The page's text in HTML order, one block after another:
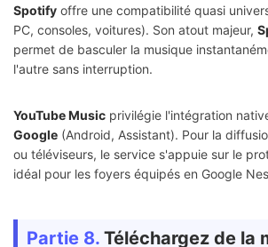
Spotify offre une compatibilité quasi
PC, consoles, voitures). Son atout majeur,
permet de basculer la musique
l'autre sans interruption.
YouTube Music privilégie l'intégration
Google (Android, Assistant). Pour la
ou téléviseurs, le service s'appuie sur le
idéal pour les foyers équipés en Google
Partie 8. Téléchargez de la